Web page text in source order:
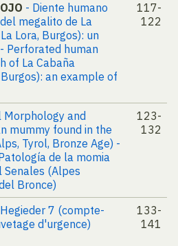
- Diente humano
megalito de La
Lora, Burgos): un
Perforated human
of La Cabaña
an example of
117-
122
Morphology and
mummy found in the
Tyrol, Bronze Age) -
de la momia
Senales (Alpes
Bronce)
123-
132
7 (compte-
d'urgence)
133-
141